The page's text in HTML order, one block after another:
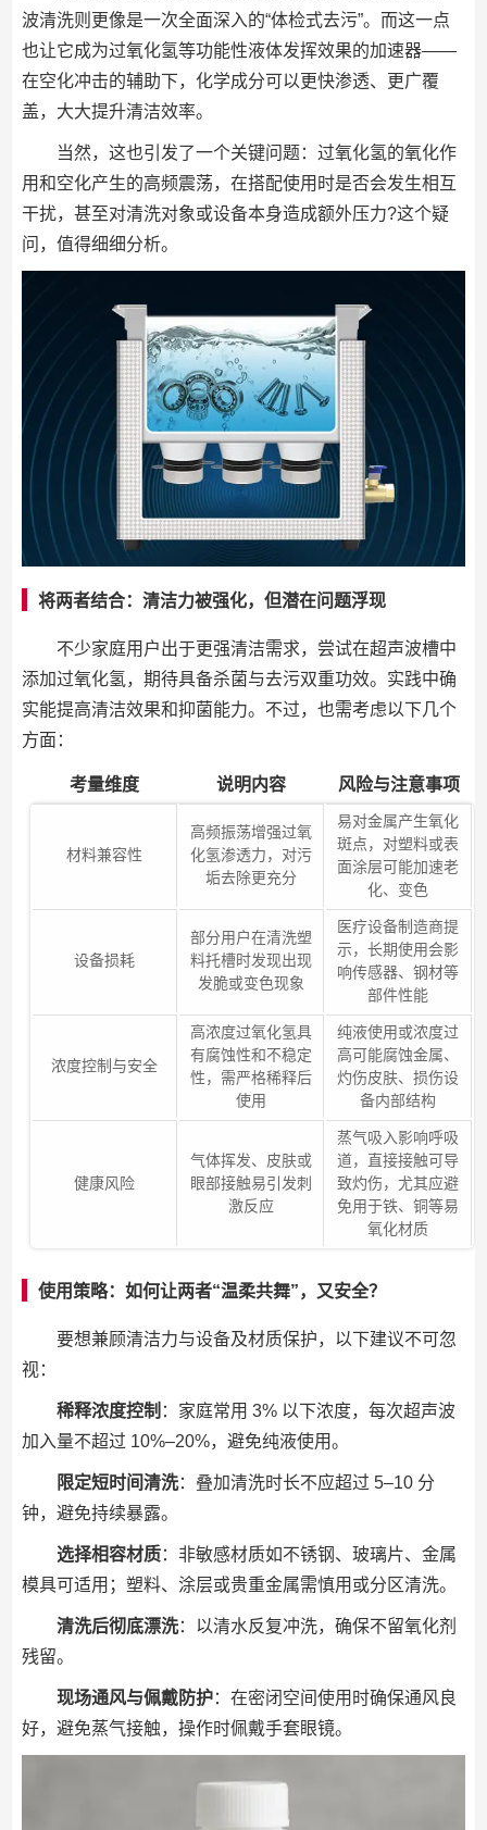
波清洗则更像是一次全面深入的“体检式去污”。而这一点
也让它成为过氧化氢等功能性液体发挥效果的加速器——
在空化冲击的辅助下，化学成分可以更快渗透、更广覆
盖，大大提升清洁效率。
当然，这也引发了一个关键问题：过氧化氢的氧化作
用和空化产生的高频震荡，在搭配使用时是否会发生相互
干扰，甚至对清洗对象或设备本身造成额外压力?这个疑
问，值得细细分析。
将两者结合：清洁力被强化，但潜在问题浮现
不少家庭用户出于更强清洁需求，尝试在超声波槽中
添加过氧化氢，期待具备杀菌与去污双重功效。实践中确
实能提高清洁效果和抑菌能力。不过，也需考虑以下几个
方面：
考量维度 说明内容 风险与注意事项
材料兼容性
高频振荡增强过氧
化氢渗透力，对污
垢去除更充分
易对金属产生氧化
斑点，对塑料或表
面涂层可能加速老
化、变色
设备损耗
部分用户在清洗塑
料托槽时发现出现
发脆或变色现象
医疗设备制造商提
示，长期使用会影
响传感器、钢材等
部件性能
浓度控制与安全
高浓度过氧化氢具
有腐蚀性和不稳定
性，需严格稀释后
使用
纯液使用或浓度过
高可能腐蚀金属、
灼伤皮肤、损伤设
备内部结构
健康风险
气体挥发、皮肤或
眼部接触易引发刺
激反应
蒸气吸入影响呼吸
道，直接接触可导
致灼伤，尤其应避
免用于铁、铜等易
氧化材质
使用策略：如何让两者“温柔共舞”，又安全？
要想兼顾清洁力与设备及材质保护，以下建议不可忽
视：
稀释浓度控制 ：家庭常用 3% 以下浓度，每次超声波
加入量不超过 10%–20%，避免纯液使用。
限定短时间清洗：叠加清洗时长不应超过 5–10 分
钟，避免持续暴露。
选择相容材质：非敏感材质如不锈钢、玻璃片、金属
模具可适用；塑料、涂层或贵重金属需慎用或分区清洗。
清洗后彻底漂洗：以清水反复冲洗，确保不留氧化剂
残留。
现场通风与佩戴防护：在密闭空间使用时确保通风良
好，避免蒸气接触，操作时佩戴手套眼镜。